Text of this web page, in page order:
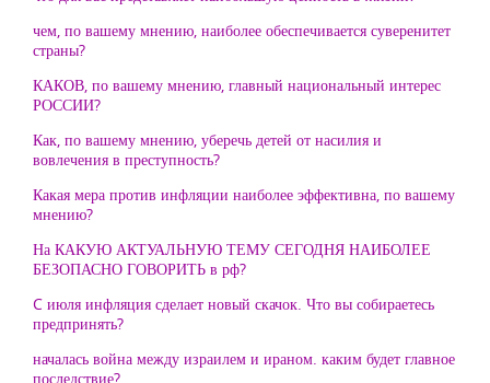
чем, по вашему мнению, наиболее обеспечивается суверенитет
страны?
КАКОВ, по вашему мнению, главный национальный интерес
РОССИИ?
Как, по вашему мнению, уберечь детей от насилия и
вовлечения в преступность?
Какая мера против инфляции наиболее эффективна, по вашему
мнению?
На КАКУЮ АКТУАЛЬНУЮ ТЕМУ СЕГОДНЯ НАИБОЛЕЕ
БЕЗОПАСНО ГОВОРИТЬ в рф?
C июля инфляция сделает новый скачок. Что вы собираетесь
предпринять?
началась война между израилем и ираном. каким будет главное
последствие?